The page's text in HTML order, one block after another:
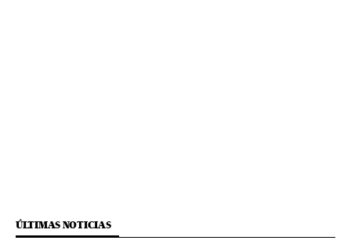
ÚLTIMAS NOTICIAS